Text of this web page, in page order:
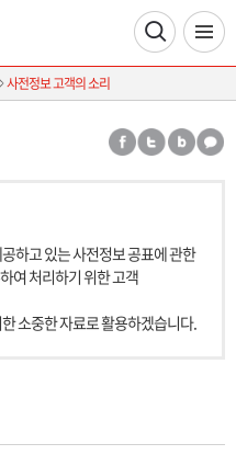
사전정보 고객의 소리
하고 있는 사전정보 공표에 관한
여 처리하기 위한 고객
소중한 자료로 활용하겠습니다.